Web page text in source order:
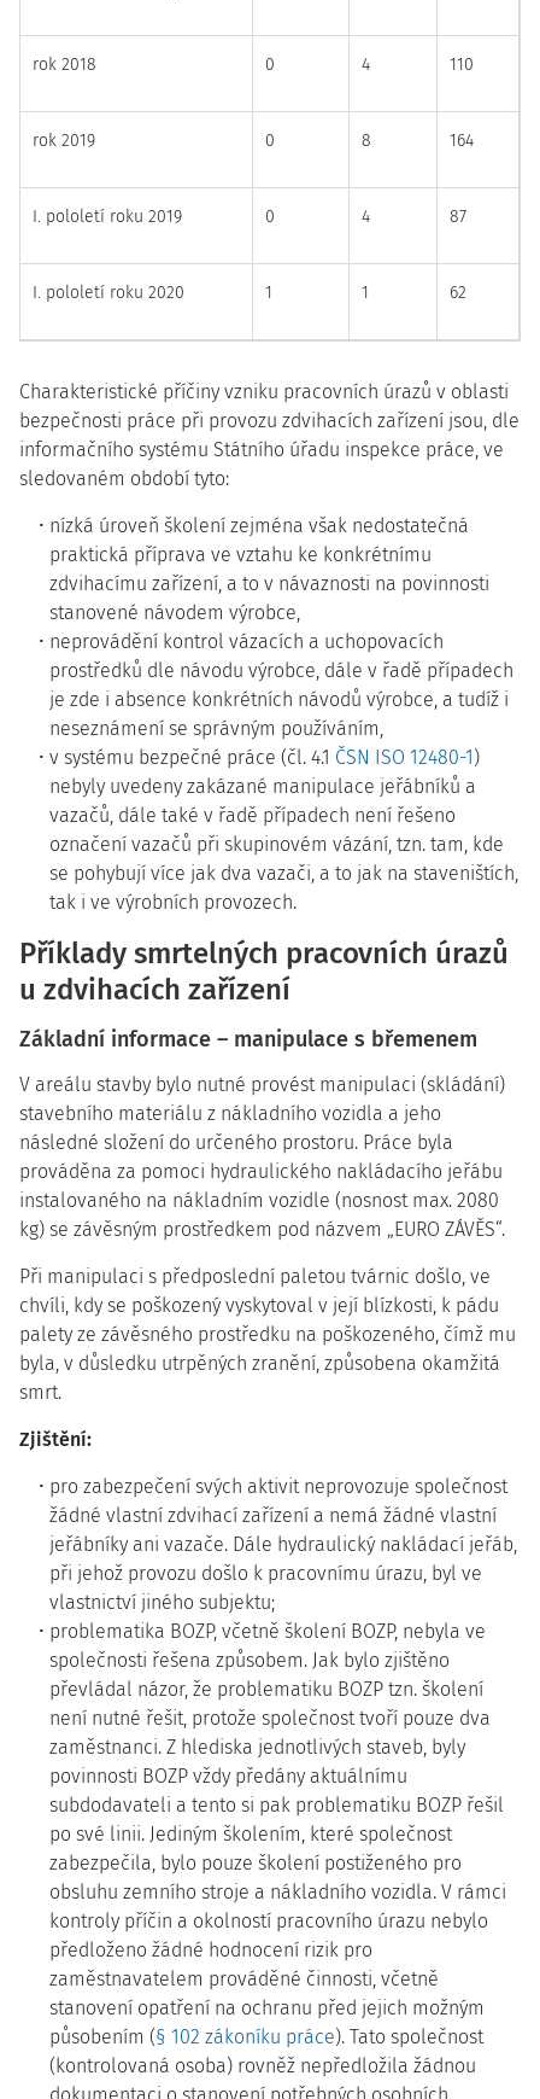
rok 2018 0 4 110
rok 2019 0 8 164
I. pololetí roku 2019 0 4 87
I. pololetí roku 2020 1 1 62
Charakteristické příčiny vzniku pracovních úrazů v oblasti
bezpečnosti práce při provozu zdvihacích zařízení jsou, dle
informačního systému Státního úřadu inspekce práce, ve
sledovaném období tyto:
nízká úroveň školení zejména však nedostatečná
praktická příprava ve vztahu ke konkrétnímu
zdvihacímu zařízení, a to v návaznosti na povinnosti
stanovené návodem výrobce,
neprovádění kontrol vázacích a uchopovacích
prostředků dle návodu výrobce, dále v řadě případech
je zde i absence konkrétních návodů výrobce, a tudíž i
neseznámení se správným používáním,
v systému bezpečné práce (čl. 4.1 ČSN ISO 12480-1)
nebyly uvedeny zakázané manipulace jeřábníků a
vazačů, dále také v řadě případech není řešeno
označení vazačů při skupinovém vázání, tzn. tam, kde
se pohybují více jak dva vazači, a to jak na staveništích,
tak i ve výrobních provozech.
Příklady smrtelných pracovních úrazů
u zdvihacích zařízení
Základní informace – manipulace s břemenem
V areálu stavby bylo nutné provést manipulaci (skládání)
stavebního materiálu z nákladního vozidla a jeho
následné složení do určeného prostoru. Práce byla
prováděna za pomoci hydraulického nakládacího jeřábu
instalovaného na nákladním vozidle (nosnost max. 2080
kg) se závěsným prostředkem pod názvem „EURO ZÁVĚS“.
Při manipulaci s předposlední paletou tvárnic došlo, ve
chvíli, kdy se poškozený vyskytoval v její blízkosti, k pádu
palety ze závěsného prostředku na poškozeného, čímž mu
byla, v důsledku utrpěných zranění, způsobena okamžitá
smrt.
Zjištění:
pro zabezpečení svých aktivit neprovozuje společnost
žádné vlastní zdvihací zařízení a nemá žádné vlastní
jeřábníky ani vazače. Dále hydraulický nakládací jeřáb,
při jehož provozu došlo k pracovnímu úrazu, byl ve
vlastnictví jiného subjektu;
problematika BOZP, včetně školení BOZP, nebyla ve
společnosti řešena způsobem. Jak bylo zjištěno
převládal názor, že problematiku BOZP tzn. školení
není nutné řešit, protože společnost tvoří pouze dva
zaměstnanci. Z hlediska jednotlivých staveb, byly
povinnosti BOZP vždy předány aktuálnímu
subdodavateli a tento si pak problematiku BOZP řešil
po své linii. Jediným školením, které společnost
zabezpečila, bylo pouze školení postiženého pro
obsluhu zemního stroje a nákladního vozidla. V rámci
kontroly příčin a okolností pracovního úrazu nebylo
předloženo žádné hodnocení rizik pro
zaměstnavatelem prováděné činnosti, včetně
stanovení opatření na ochranu před jejich možným
působením (§ 102 zákoníku práce). Tato společnost
(kontrolovaná osoba) rovněž nepředložila žádnou